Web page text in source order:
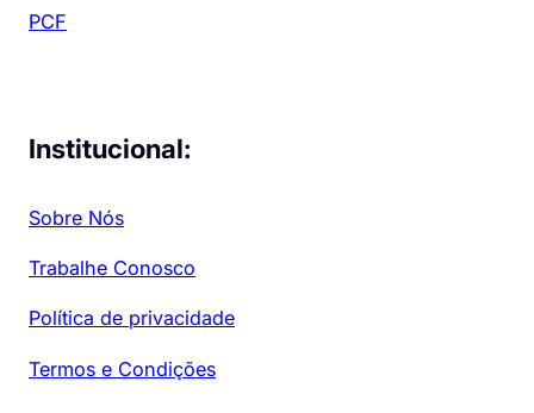
PCF
Institucional:
Sobre Nós
Trabalhe Conosco
Política de privacidade
Termos e Condições